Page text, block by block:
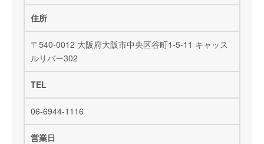
住所
〒540-0012 大阪府大阪市中央区谷町1-5-11 キャッス
ルリバー302
TEL
06-6944-1116
営業日